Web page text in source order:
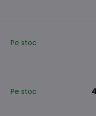
Pe stoc
Pe stoc